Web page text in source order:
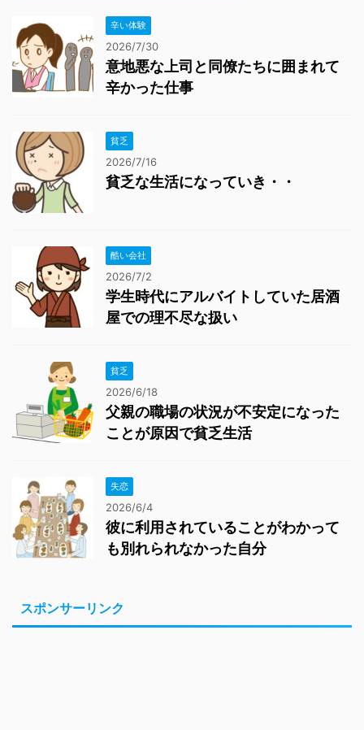
辛い体験
2026/7/30
意地悪な上司と同僚たちに囲まれて
辛かった仕事
貧乏
2026/7/16
貧乏な生活になっていき・・
酷い会社
2026/7/2
学生時代にアルバイトしていた居酒
屋での理不尽な扱い
貧乏
2026/6/18
父親の職場の状況が不安定になった
ことが原因で貧乏生活
失恋
2026/6/4
彼に利用されていることがわかって
も別れられなかった自分
スポンサーリンク